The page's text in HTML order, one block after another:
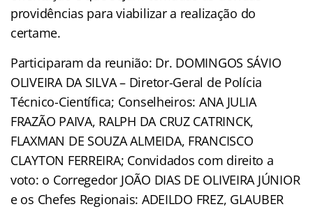
providências para viabilizar a realização do
certame.
Participaram da reunião: Dr. DOMINGOS SÁVIO
OLIVEIRA DA SILVA – Diretor-Geral de Polícia
Técnico-Científica; Conselheiros: ANA JULIA
FRAZÃO PAIVA, RALPH DA CRUZ CATRINCK,
FLAXMAN DE SOUZA ALMEIDA, FRANCISCO
CLAYTON FERREIRA; Convidados com direito a
voto: o Corregedor JOÃO DIAS DE OLIVEIRA JÚNIOR
e os Chefes Regionais: ADEILDO FREZ, GLAUBER